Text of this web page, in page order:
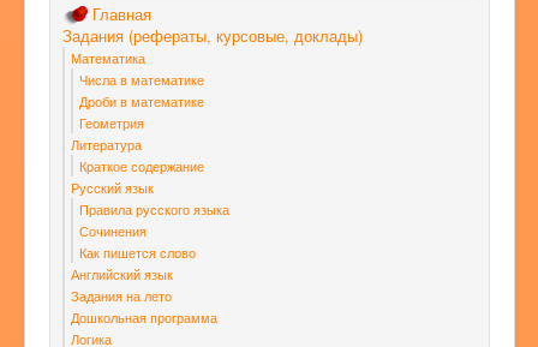
Главная
Задания (рефераты, курсовые, доклады)
Математика
Числа в математике
Дроби в математике
Геометрия
Литература
Краткое содержание
Русский язык
Правила русского языка
Сочинения
Как пишется слово
Английский язык
Задания на лето
Дошкольная программа
Логика